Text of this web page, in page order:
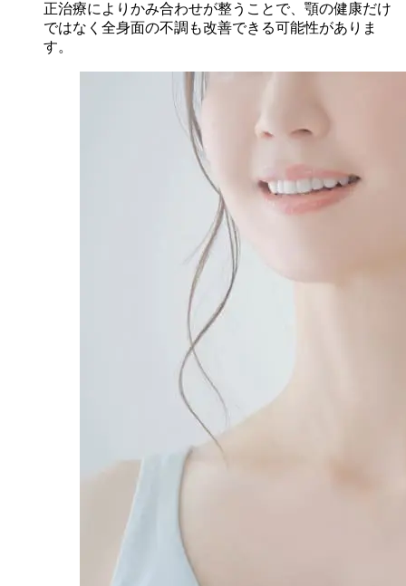
正治療によりかみ合わせが整うことで、顎の健康だけ
ではなく全身面の不調も改善できる可能性がありま
す。